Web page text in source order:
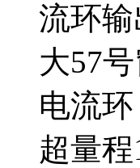
流环
大57
电流
超量